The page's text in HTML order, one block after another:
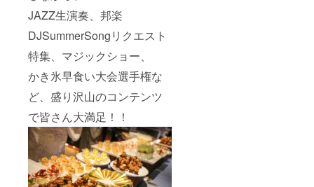
JAZZ生演奏、邦楽
DJSummerSongリクエスト
特集、マジックショー、
かき氷早食い大会選手権な
ど、盛り沢山のコンテンツ
で皆さん大満足！！